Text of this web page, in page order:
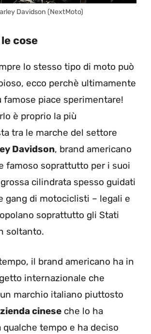
Davidson (NextMoto)
cose
lo stesso tipo di moto può
ecco perchè ultimamente
famose piace sperimentare!
è proprio la più
tra le marche del settore
Davidson, brand americano
famoso soprattutto per i suoi
cilindrata spesso guidati
gang di motociclisti – legali e
soprattutto gli Stati
soltanto.
il brand americano ha in
internazionale che
marchio italiano piuttosto
cinese che lo ha
qualche tempo e ha deciso